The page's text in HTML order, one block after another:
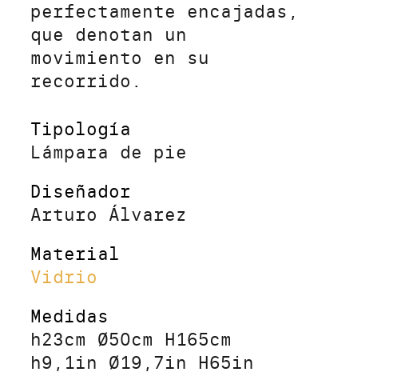
perfectamente encajadas,
que denotan un
movimiento en su
recorrido.
Tipología
Lámpara de pie
Diseñador
Arturo Álvarez
Material
Vidrio
Medidas
h23cm Ø50cm H165cm
h9,1in Ø19,7in H65in